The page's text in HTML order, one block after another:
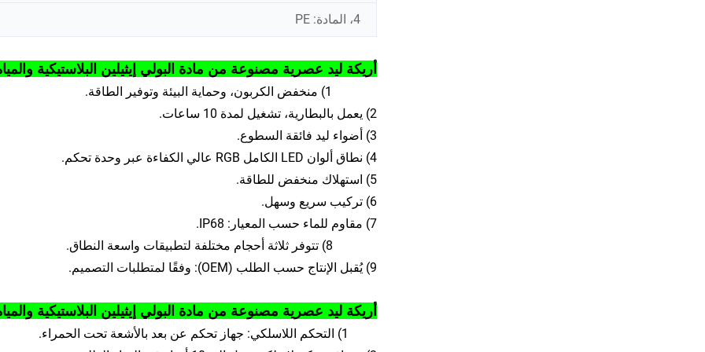
4، المادة: PE
أريكة ليد عصرية مصنوعة من مادة البولي إيثيلين البلاستيكية
1) منخفض الكربون، وحماية البيئة وتوفير الطاقة.
2) يعمل بالبطارية، تشغيل لمدة 10 ساعات.
3) أضواء ليد فائقة السطوع.
4) نطاق ألوان LED الكامل RGB عالي الكفاءة عبر وحدة تحكم.
5) استهلاك منخفض للطاقة.
6) تركيب سريع وسهل.
7) مقاوم للماء حسب المعيار: IP68.
8) تتوفر ثلاثة أحجام مختلفة لتطبيقات واسعة النطاق.
9) يُقبل الإنتاج حسب الطلب (OEM): وفقًا لمتطلبات التصميم.
أريكة ليد عصرية مصنوعة من مادة البولي إيثيلين البلاستيكية
1) التحكم اللاسلكي: جهاز تحكم عن بعد بالأشعة تحت الحمراء.